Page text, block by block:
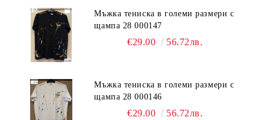
Мъжка тениска в големи размери с
щампа 28 000147
€29.00 56.72лв.
Мъжка тениска в големи размери с
щампа 28 000146
€29.00 56.72лв.